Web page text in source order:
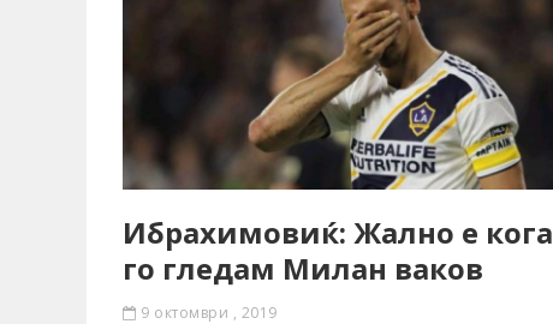
Ибрахимовиќ: Жално е кога
го гледам Милан ваков
9 октомври , 2019